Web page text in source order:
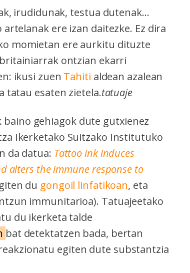
irudidunak, testua dutenak...
ere izan daitezke. Ez dira
momietan ere aurkitu dituzte
ontzian ekarri
ikusi zuen Tahiti aldean azalean
tatau esaten zietela.tatuaje
gehiagok dute gutxienez
Ikerketako Suitzako Institutuko
da datua: Tattoo ink induces
alters the immune response to
du gongoil linfatikoan, eta
immunitarioa). Tatuajeetako
du ikerketa talde
bat detektatzen bada, bertan
egiten dute substantzia